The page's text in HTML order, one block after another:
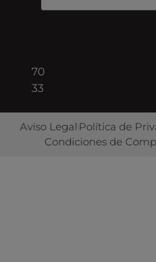
70
33
Aviso Legal Política de
Condiciones de